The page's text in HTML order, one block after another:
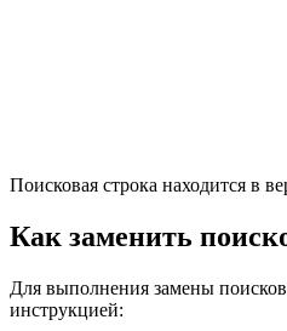
Поисковая строка находится в
Как заменить
Для выполнения замены
инструкцией: